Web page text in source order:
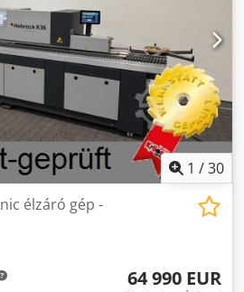
ragasztóedénnyel
és dinamikus szívórendszerrel,
követi a pengéket. Eltolt
2 motorral, elektronikusan
Acfsf Tapadásgátló
2 multifunkcionális motorral
Elektronikusan állítható
Ragasztókaparó csoport „SP-501”
darabvisszahordó rendszer 1 /30
élzáró gép -
64 990 EUR